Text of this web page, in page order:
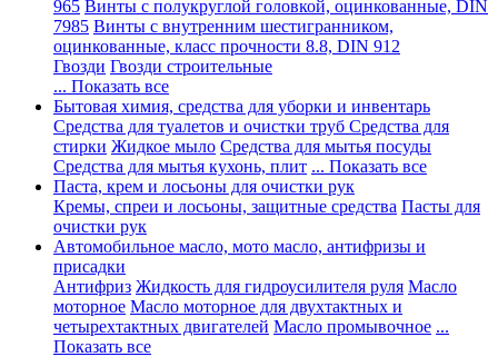
965 Винты с полукруглой головкой, оцинкованные, DIN
7985 Винты с внутренним шестигранником,
оцинкованные, класс прочности 8.8, DIN 912
Гвозди Гвозди строительные
... Показать все
Бытовая химия, средства для уборки и инвентарь
Средства для туалетов и очистки труб Средства для
стирки Жидкое мыло Средства для мытья посуды
Средства для мытья кухонь, плит ... Показать все
Паста, крем и лосьоны для очистки рук
Кремы, спреи и лосьоны, защитные средства Пасты для
очистки рук
Автомобильное масло, мото масло, антифризы и
присадки
Антифриз Жидкость для гидроусилителя руля Масло
моторное Масло моторное для двухтактных и
четырехтактных двигателей Масло промывочное ...
Показать все